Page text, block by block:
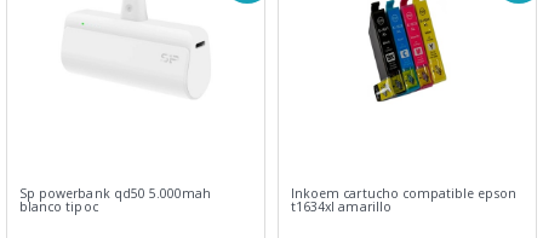
Sp powerbank qd50 5.000mah
blanco tipoc
Inkoem cartucho compatible epson
t1634xl amarillo